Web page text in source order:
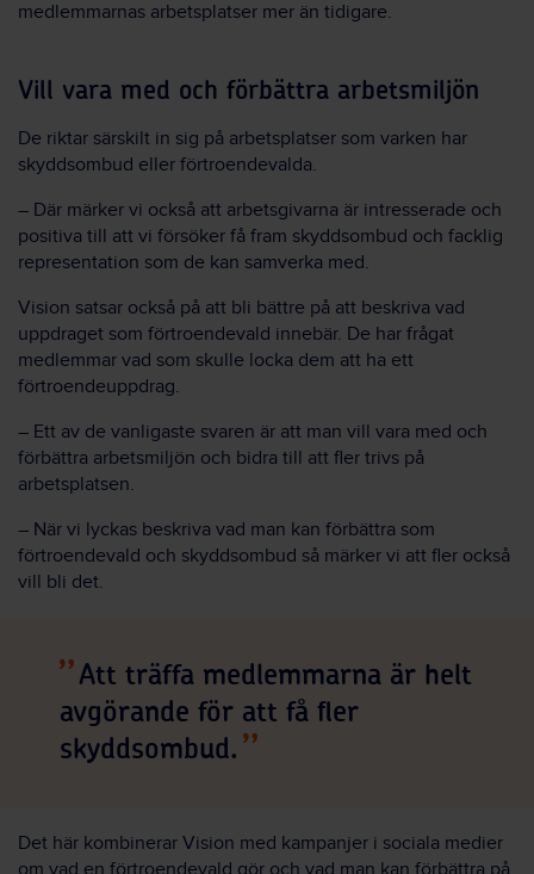
medlemmarnas arbetsplatser mer än tidigare.
Vill vara med och förbättra arbetsmiljön
De riktar särskilt in sig på arbetsplatser som varken har
skyddsombud eller förtroendevalda.
– Där märker vi också att arbetsgivarna är intresserade och
positiva till att vi försöker få fram skyddsombud och facklig
representation som de kan samverka med.
Vision satsar också på att bli bättre på att beskriva vad
uppdraget som förtroendevald innebär. De har frågat
medlemmar vad som skulle locka dem att ha ett
förtroendeuppdrag.
– Ett av de vanligaste svaren är att man vill vara med och
förbättra arbetsmiljön och bidra till att fler trivs på
arbetsplatsen.
– När vi lyckas beskriva vad man kan förbättra som
förtroendevald och skyddsombud så märker vi att fler också
vill bli det.
Att träffa medlemmarna är helt
avgörande för att få fler
skyddsombud.
Det här kombinerar Vision med kampanjer i sociala medier